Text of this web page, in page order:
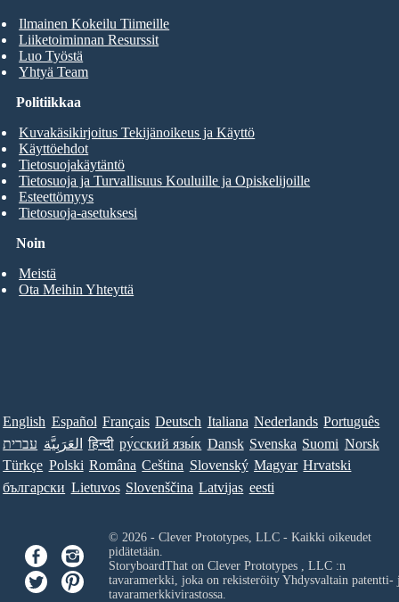
Ilmainen Kokeilu Tiimeille
Liiketoiminnan Resurssit
Luo Työstä
Yhtyä Team
Noin
Meistä
Ota Meihin Yhteyttä
Politiikkaa
Kuvakäsikirjoitus Tekijänoikeus ja Käyttö
Käyttöehdot
Tietosuojakäytäntö
Tietosuoja ja Turvallisuus Kouluille ja Opiskelijoille
Esteettömyys
Tietosuoja-asetuksesi
English Español Français Deutsch Italiana Nederlands Português
עברית العَرَبِيَّة हिन्दी ру́сский язы́к Dansk Svenska Suomi Norsk
Türkçe Polski Româna Ceština Slovenský Magyar Hrvatski
български Lietuvos Slovenščina Latvijas eesti
© 2026 - Clever Prototypes, LLC - Kaikki oikeudet
pidätetään.
StoryboardThat on Clever Prototypes , LLC:n
tavaramerkki, joka on rekisteröity Yhdysvaltain patentti-
tavaramerkkivirastossa.